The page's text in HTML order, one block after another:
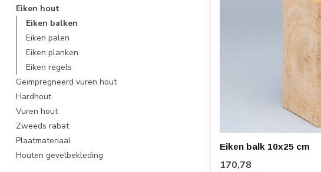
Eiken hout
Eiken balken
Eiken palen
Eiken planken
Eiken regels
Geïmpregneerd vuren hout
Hardhout
Vuren hout
Zweeds rabat
Plaatmateriaal
Houten gevelbekleding
Eiken balk 10x25 cm
170,78